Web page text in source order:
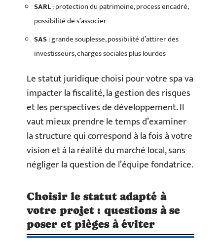
SARL: protection du patrimoine, process encadré,
possibilité de s’associer
SAS: grande souplesse, possibilité d’attirer des
investisseurs, charges sociales plus lourdes
Le statut juridique choisi pour votre spa va
impacter la fiscalité, la gestion des risques
et les perspectives de développement. Il
vaut mieux prendre le temps d’examiner
la structure qui correspond à la fois à votre
vision et à la réalité du marché local, sans
négliger la question de l’équipe fondatrice.
Choisir le statut adapté à
votre projet : questions à se
poser et pièges à éviter